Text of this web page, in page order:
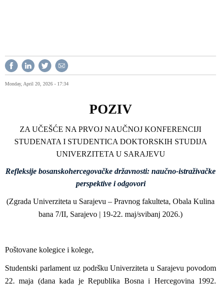
Monday, April 20, 2026 - 17:34
POZIV
ZA UČEŠĆE NA PRVOJ NAUČNOJ KONFERENCIJI
STUDENATA I STUDENTICA DOKTORSKIH STUDIJA
UNIVERZITETA U SARAJEVU
Refleksije bosanskohercegovačke državnosti: naučno-istraživačke
perspektive i odgovori
(Zgrada Univerziteta u Sarajevu – Pravnog fakulteta, Obala Kulina
bana 7/II, Sarajevo | 19-22. maj/svibanj 2026.)
Poštovane kolegice i kolege,
Studentski parlament uz podršku Univerziteta u Sarajevu povodom
22. maja (dana kada je Republika Bosna i Hercegovina 1992.